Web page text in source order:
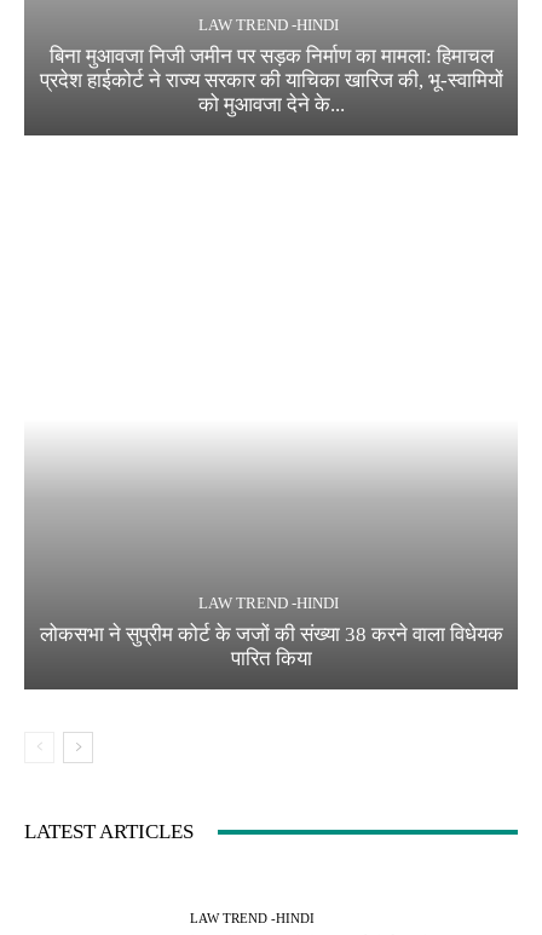
LAW TREND -HINDI
बिना मुआवजा निजी जमीन पर सड़क निर्माण का मामला: हिमाचल
प्रदेश हाईकोर्ट ने राज्य सरकार की याचिका खारिज की, भू-स्वामियों
को मुआवजा देने के...
LAW TREND -HINDI
लोकसभा ने सुप्रीम कोर्ट के जजों की संख्या 38 करने वाला विधेयक
पारित किया
LATEST ARTICLES
LAW TREND -HINDI